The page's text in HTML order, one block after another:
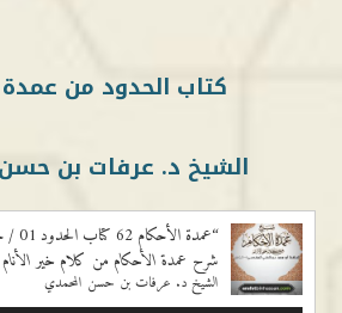
كتاب الحدود من عمدة
الشيخ د. عرفات بن
“عمدة الأحكام 62 كتاب الحدود 01 / حد الحرابة”
الشيخ د. عرفات بن حسن المحمدي